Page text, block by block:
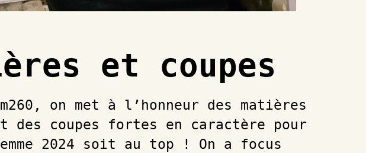
et coupes
on met à l’honneur des matières
des coupes fortes en caractère pour
2024 soit au top ! On a focus